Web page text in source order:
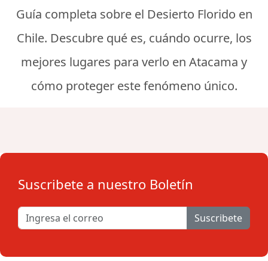
Guía completa sobre el Desierto Florido en
Chile. Descubre qué es, cuándo ocurre, los
mejores lugares para verlo en Atacama y
cómo proteger este fenómeno único.
Suscribete a nuestro Boletín
Suscribete